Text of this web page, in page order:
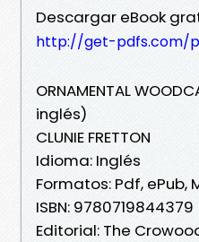
Descargar eBook
http://get-pdfs.com/
ORNAMENTAL
inglés)
CLUNIE FRETTON
Idioma: Inglés
Formatos: Pdf, ePub,
ISBN: 9780719844379
Editorial: The